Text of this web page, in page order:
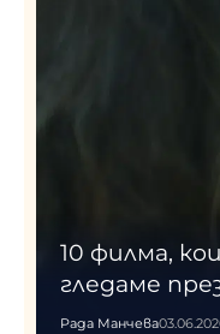
10 филма,
гледаме
Рада Манчева